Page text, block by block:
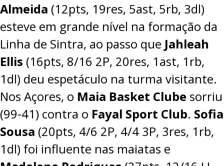
Almeida (12pts, 19res, 5ast, 5rb, 3dl)
esteve em grande nível na formação da
Linha de Sintra, ao passo que Jahleah
Ellis (16pts, 8/16 2P, 20res, 1ast, 1rb,
1dl) deu espetáculo na turma visitante.
Nos Açores, o Maia Basket Clube sorriu
(99-41) contra o Fayal Sport Club. Sofia
Sousa (20pts, 4/6 2P, 4/4 3P, 3res, 1rb,
1dl) foi influente nas maiatas e